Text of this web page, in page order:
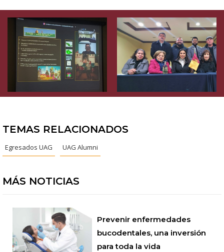
TEMAS RELACIONADOS
Egresados UAG UAG Alumni
MÁS NOTICIAS
Prevenir enfermedades
bucodentales, una inversión
para toda la vida